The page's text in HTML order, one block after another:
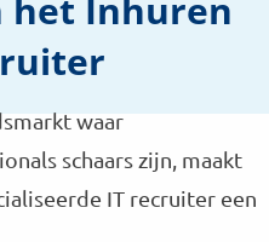
het Inhuren
waar
schaars zijn, maakt
IT recruiter een